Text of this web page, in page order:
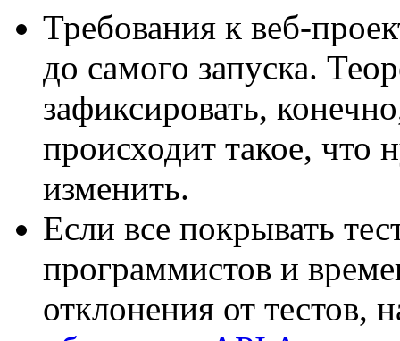
Требования к веб-
до самого запуска.
зафиксировать,
происходит такое, что
изменить.
Если все покрывать
программистов и
отклонения от тестов,